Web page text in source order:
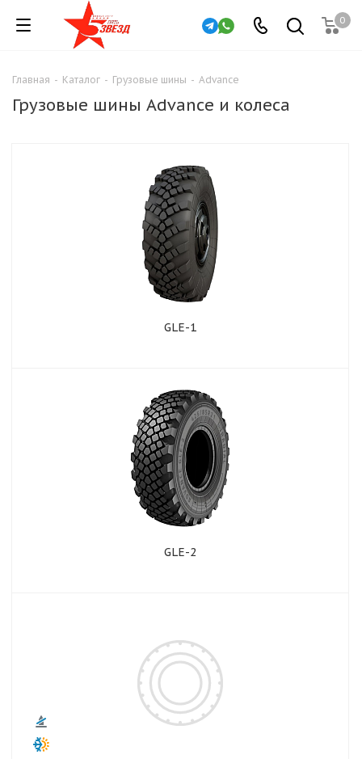
0
Главная - Каталог - Грузовые шины - Advance
Грузовые шины Advance и колеса
GLE-1
GLE-2